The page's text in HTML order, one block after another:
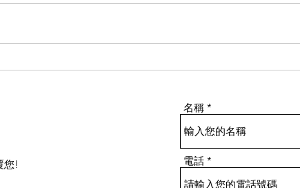
關
會董事 室外使用電子鎖是可行的,
力,能抵禦風吹雨淋和潮濕環境。
大多數專為室外使用而設計的電子
鎖均會採用堅固的鋁合金外殼,並
獲得IP65或更高的防水防塵等級認
名稱
電話
您!